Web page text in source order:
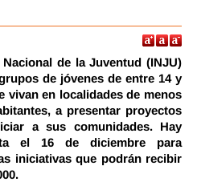
de la Juventud (INJU)
de jóvenes de entre 14 y
vivan en localidades de menos
a presentar proyectos
a sus comunidades. Hay
el 16 de diciembre para
iniciativas que podrán recibir